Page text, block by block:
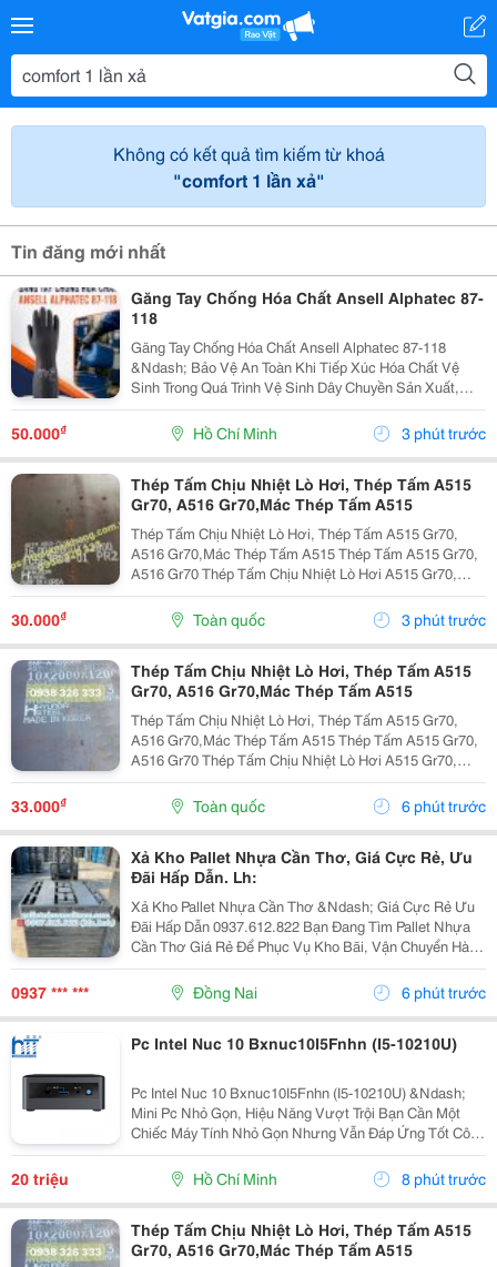
Không có kết quả tìm kiếm từ khoá
"comfort 1 lần xả"
Tin đăng mới nhất
Găng Tay Chống Hóa Chất Ansell Alphatec 87-
118
Găng Tay Chống Hóa Chất Ansell Alphatec 87-118
&Ndash; Bảo Vệ An Toàn Khi Tiếp Xúc Hóa Chất Vệ
Sinh Trong Quá Trình Vệ Sinh Dây Chuyền Sản Xuất,
Nhà Máy Và Khu Công Nghiệp, Người Lao Động
Thường Xuyên Tiếp Xúc Với Hóa Chất Tẩy Rửa, Dung
Dịch Khử...
50.000₫ Hồ Chí Minh 3 phút trước
Thép Tấm Chịu Nhiệt Lò Hơi, Thép Tấm A515
Gr70, A516 Gr70,Mác Thép Tấm A515
Thép Tấm Chịu Nhiệt Lò Hơi, Thép Tấm A515 Gr70,
A516 Gr70,Mác Thép Tấm A515 Thép Tấm A515 Gr70,
A516 Gr70 Thép Tấm Chịu Nhiệt Lò Hơi A515 Gr70,
A516 Gr70,20Mm,25Mm Thép Tấm Lò Hơi A515 Gr70
Là Loại Thép Hợp Kim Carbon-Silicon Chất Lượng
30.000₫ Toàn quốc 3 phút trước
Thép Tấm Chịu Nhiệt Lò Hơi, Thép Tấm A515
Gr70, A516 Gr70,Mác Thép Tấm A515
Thép Tấm Chịu Nhiệt Lò Hơi, Thép Tấm A515 Gr70,
A516 Gr70,Mác Thép Tấm A515 Thép Tấm A515 Gr70,
A516 Gr70 Thép Tấm Chịu Nhiệt Lò Hơi A515 Gr70,
A516 Gr70,20Mm,25Mm Thép Tấm Lò Hơi A515 Gr70
Là Loại Thép Hợp Kim Carbon-Silicon Chất Lượng
33.000₫ Toàn quốc 6 phút trước
Xả Kho Pallet Nhựa Cần Thơ, Giá Cực Rẻ, Ưu
Đãi Hấp Dẫn. Lh:
Xả Kho Pallet Nhựa Cần Thơ &Ndash; Giá Cực Rẻ Ưu
Đãi Hấp Dẫn 0937.612.822 Bạn Đang Tìm Pallet Nhựa
Cần Thơ Giá Rẻ Để Phục Vụ Kho Bãi, Vận Chuyển Hàng
Hóa Hay Xuất Khẩu? Đây Chính Là Cơ Hội Không Nên
Bỏ Lỡ! ✅ Vì Sao Nên Chọn Pallet Nhựa Xả Kho? ...
0937 *** *** Đồng Nai 6 phút trước
Pc Intel Nuc 10 Bxnuc10I5Fnhn (I5-10210U)
Pc Intel Nuc 10 Bxnuc10I5Fnhn (I5-10210U) &Ndash;
Mini Pc Nhỏ Gọn, Hiệu Năng Vượt Trội Bạn Cần Một
Chiếc Máy Tính Nhỏ Gọn Nhưng Vẫn Đáp Ứng Tốt Công
Việc Văn Phòng, Học Tập Hay Giải Trí? Pc Intel Nuc 10
Bxnuc10I5Fnhn (I5-10210U) Là Lựa Chọn Lý Tưởng...
20 triệu Hồ Chí Minh 8 phút trước
Thép Tấm Chịu Nhiệt Lò Hơi, Thép Tấm A515
Gr70, A516 Gr70,Mác Thép Tấm A515